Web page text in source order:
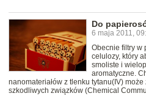
Do
6 maja 2011,
Obecnie filtry w
celulozy, który
smoliste i
aromatyczne.
nanomateriałów z tlenku tytanu(IV)
szkodliwych związków (Chemical